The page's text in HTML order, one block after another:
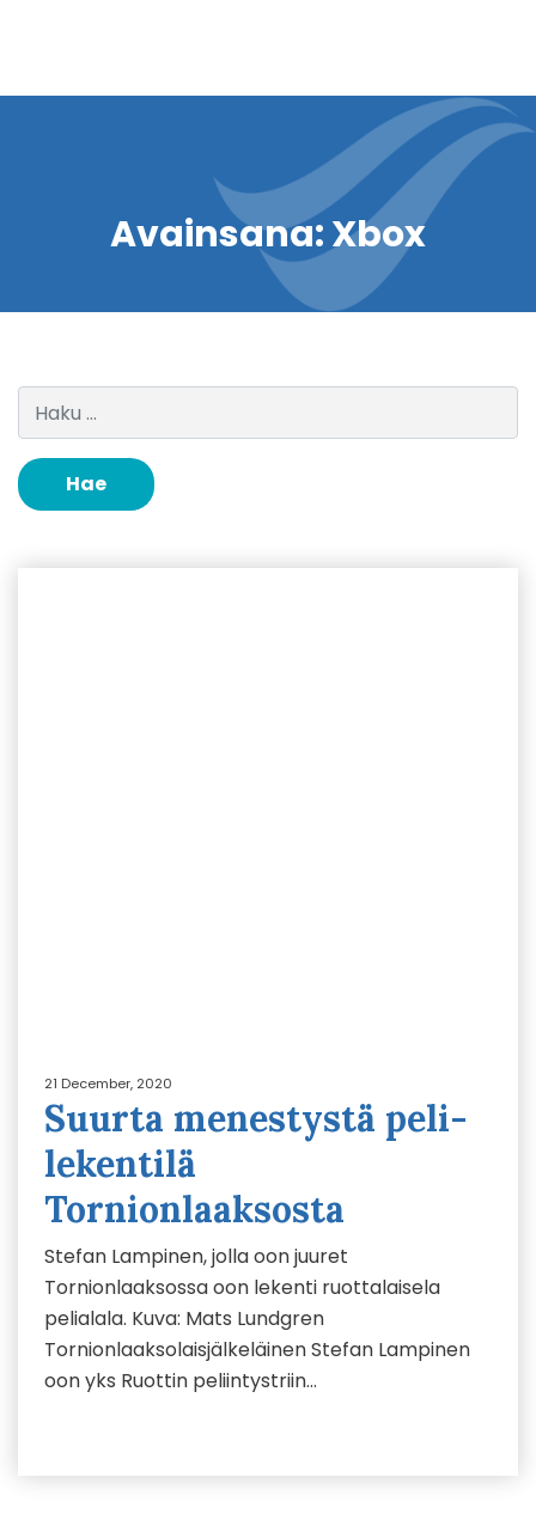
Avainsana:Xbox
Haku:
21 December, 2020
Suurta menestystä peli-
lekentilä
Tornionlaaksosta
Stefan Lampinen, jolla oon juuret
Tornionlaaksossa oon lekenti ruottalaisela
pelialala. Kuva: Mats Lundgren
Tornionlaaksolaisjälkeläinen Stefan Lampinen
oon yks Ruottin peliintystriin…